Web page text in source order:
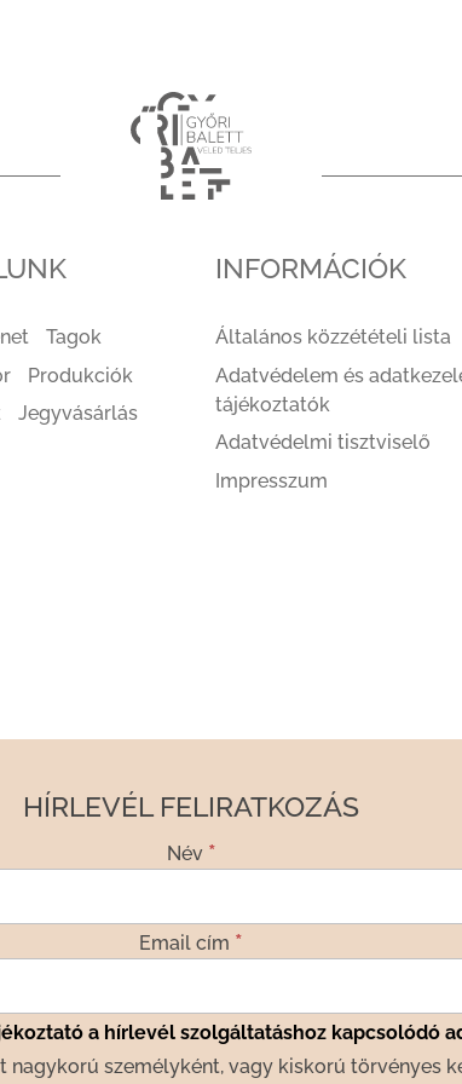
Tagok
Produkciók
Jegyvásárlás
INFORMÁCIÓK
Általános közzétételi lista
Adatvédelem és
tájékoztatók
Adatvédelmi tisztviselő
Impresszum
HÍRLEVÉL FELIRATKOZÁS
Név *
Email cím *
a hírlevél szolgáltatáshoz kapcsolódó
nagykorú személyként, vagy kiskorú törvényes